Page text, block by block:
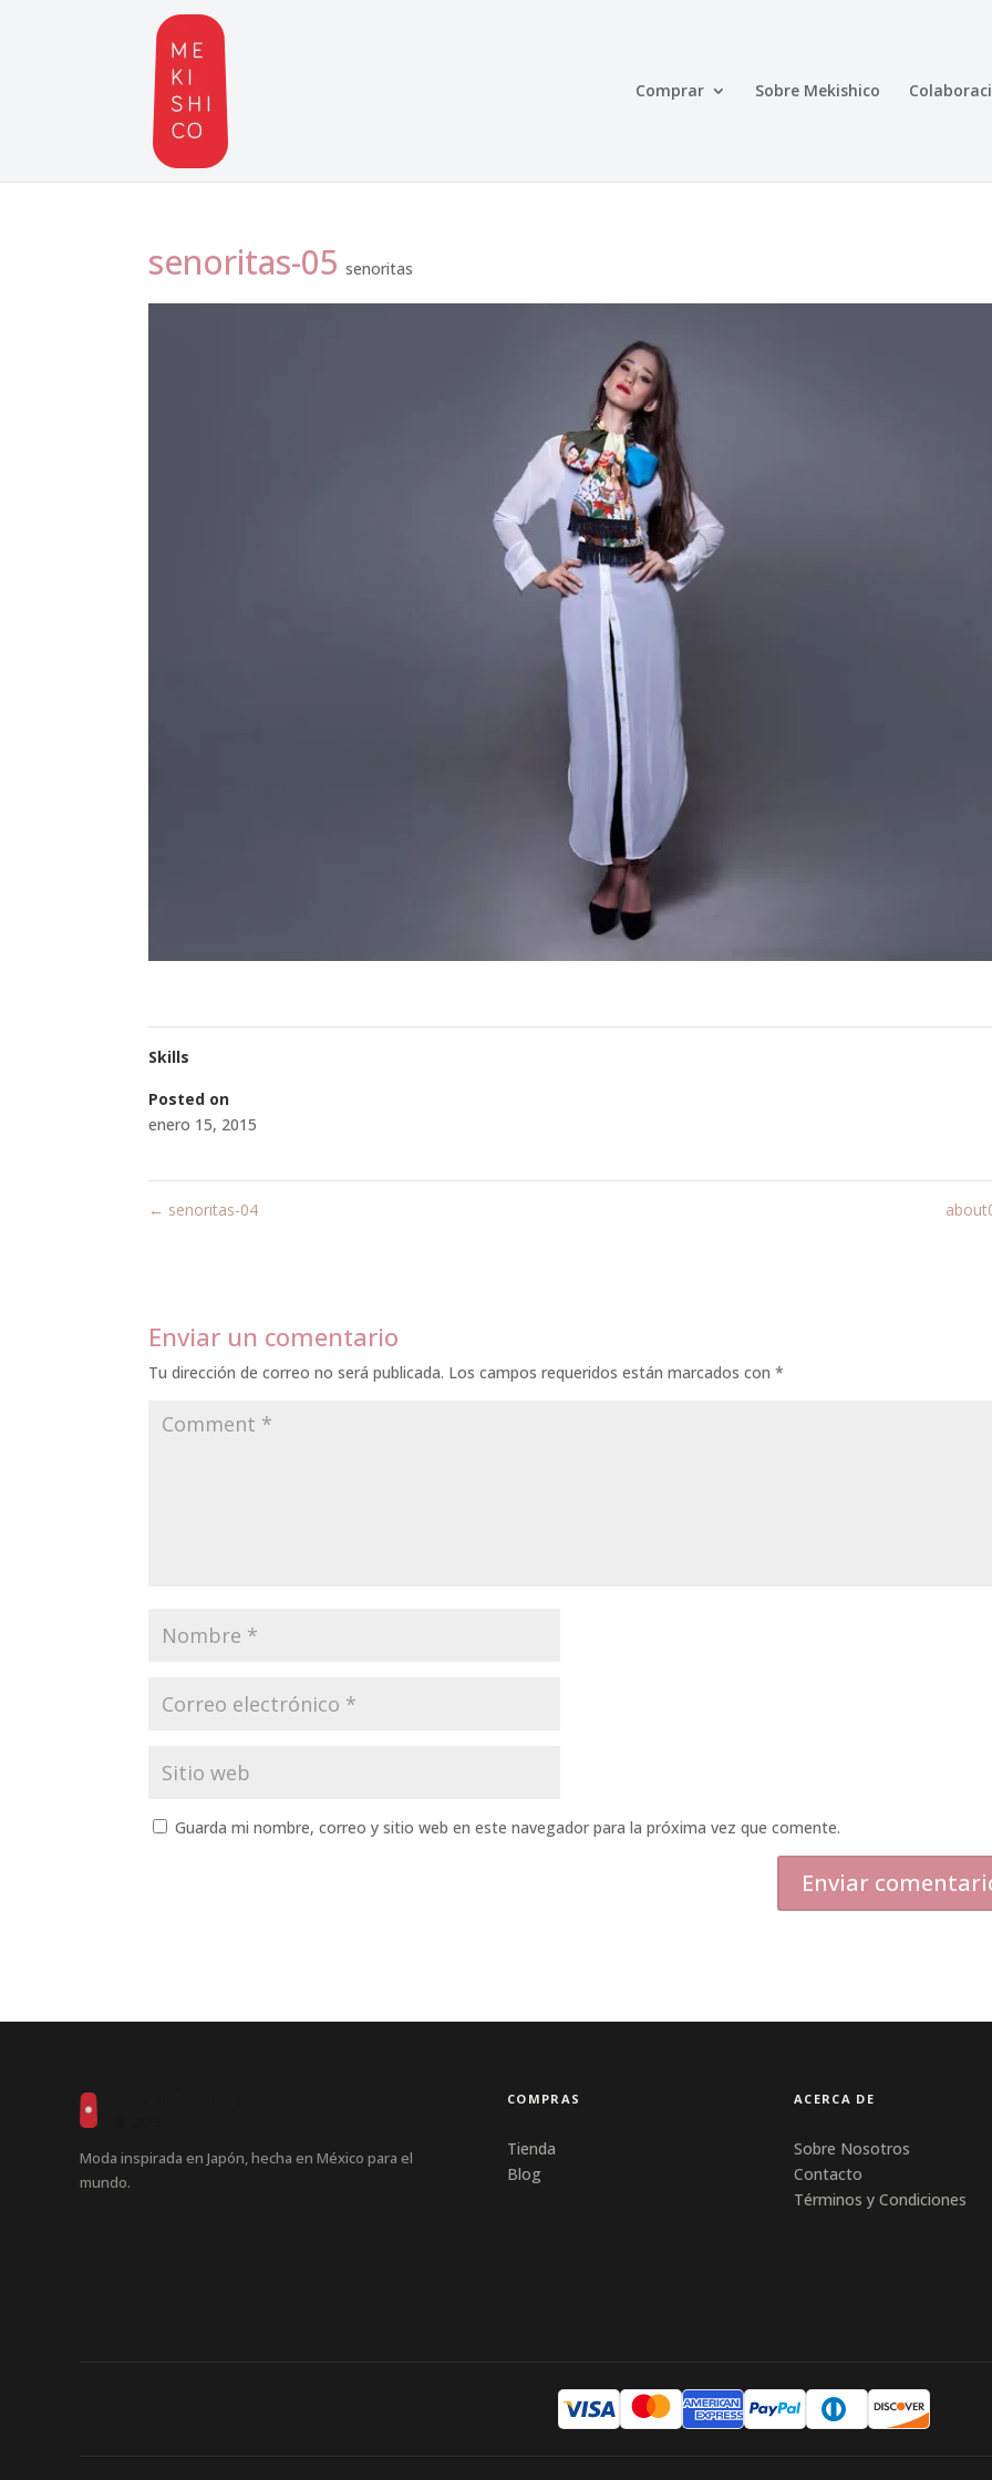
Comprar Sobre Mekishico
senoritas-05 senoritas
Skills
Posted on
enero 15, 2015
← senoritas-04
Enviar un comentario
Tu dirección de correo no será publicada. Los campos requeridos están marcados con*
Guarda mi nombre, correo y sitio web en este navegador para la próxima vez que comente.
Moda inspirada en Japón, hecha en México para el
mundo.
COMPRAS
Tienda
Blog
ACERCA DE
Sobre Nosotros
Contacto
Términos y Condiciones